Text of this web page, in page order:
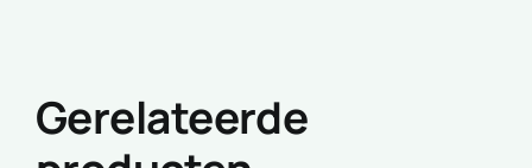
Gerelateerde